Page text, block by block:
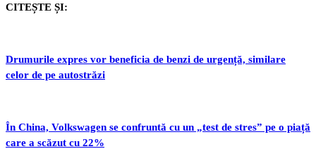
CITEȘTE ȘI:
Drumurile expres vor beneficia de benzi de urgență, similare
celor de pe autostrăzi
În China, Volkswagen se confruntă cu un „test de stres” pe o piață
care a scăzut cu 22%